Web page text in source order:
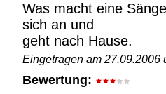
Was macht eine
sich an und
geht nach Hause.
Eingetragen am 27.09.2006
Bewertung: